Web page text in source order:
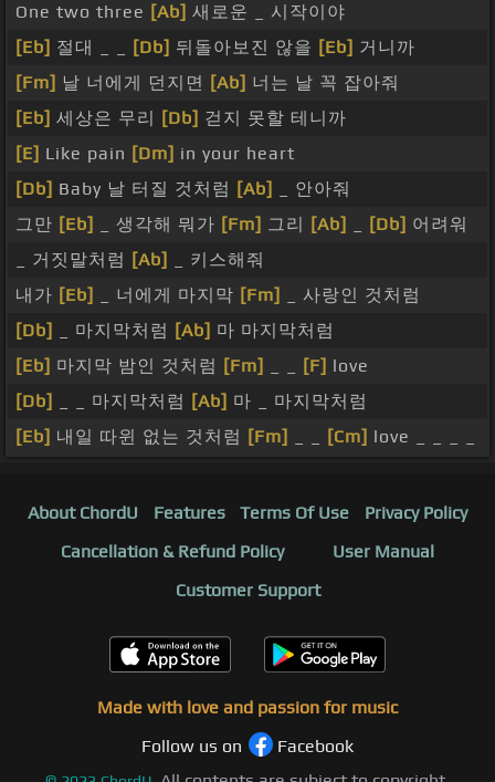
One two three [Ab] 새로운 _ 시작이야
[Eb] 절대 _ _ [Db] 뒤돌아보진 않을 [Eb] 거니까
[Fm] 날 너에게 던지면 [Ab] 너는 날 꼭 잡아줘
[Eb] 세상은 무리 [Db] 걷지 못할 테니까
[E] Like pain [Dm] in your heart
[Db] Baby 날 터질 것처럼 [Ab]
_ 안아줘
그만 [Eb] _ 생각해 뭐가 [Fm] 그리 [Ab] [Db] 어려워
_ 거짓말처럼 [Ab]
_ 키스해줘
내가 [Eb] _ 너에게 마지막 [Fm]
_ 사랑인 것처럼
[Db]
_ 마지막처럼 [Ab] 마 마지막처럼
[Eb] 마지막 밤인 것처럼 [Fm] [F] love
[Db]
_ _ 마지막처럼 [Ab] 마 _ 마지막처럼
[Eb] 내일 따윈 없는 것처럼 [Fm] [Cm] love _ _ _ _
About ChordU Features Terms Of Use
Privacy Policy
Cancellation & Refund Policy
User Manual
Customer Support
Made with love and passion for music
Follow us on
Facebook